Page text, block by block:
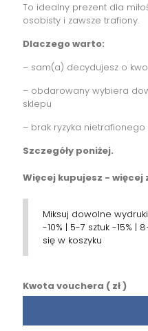
To idealny prezent dla
osobisty i zawsze trafiony.
Dlaczego warto:
– sam(a) decydujesz o
– obdarowany wybiera
sklepu
– brak ryzyka nietrafionego
Szczegóły poniżej.
Więcej kupujesz - więcej
Miksuj dowolne
-10% | 5-7 sztuk -15% |
się w koszyku
Kwota vouchera ( zł )